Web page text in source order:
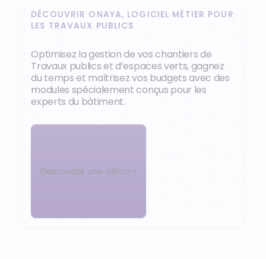
DÉCOUVRIR ONAYA, LOGICIEL MÉTIER POUR
LES TRAVAUX PUBLICS
Optimisez la gestion de vos chantiers de
Travaux publics et d’espaces verts, gagnez
du temps et maîtrisez vos budgets avec des
modules spécialement conçus pour les
experts du bâtiment.
Demander une démo